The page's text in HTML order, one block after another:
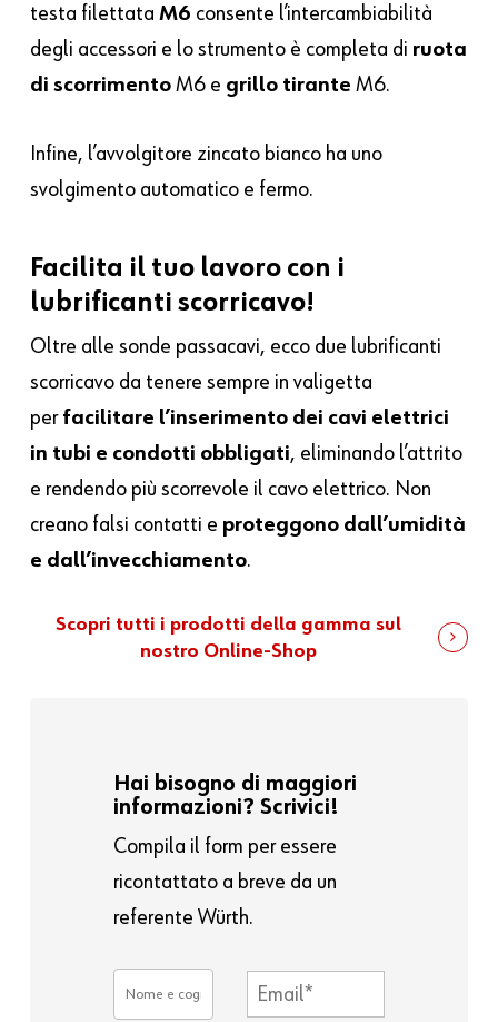
testa filettata M6 consente l’intercambiabilità
degli accessori e lo strumento è completa di ruota
di scorrimento M6 e grillo tirante M6.
Infine, l’avvolgitore zincato bianco ha uno
svolgimento automatico e fermo.
Facilita il tuo lavoro con i
lubrificanti scorricavo!
Oltre alle sonde passacavi, ecco due lubrificanti
scorricavo da tenere sempre in valigetta
per facilitare l’inserimento dei cavi elettrici
in tubi e condotti obbligati, eliminando l’attrito
e rendendo più scorrevole il cavo elettrico. Non
creano falsi contatti e proteggono dall’umidità
e dall’invecchiamento.
Scopri tutti i prodotti della gamma sul
nostro Online-Shop
Hai bisogno di maggiori
informazioni? Scrivici!
Compila il form per essere
ricontattato a breve da un
referente Würth.